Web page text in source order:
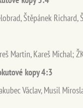
Štěpánek
Martin, Kareš Michal;
kopy 4:3
Václav, Musil